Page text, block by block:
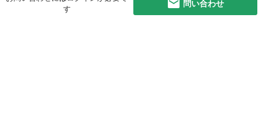
す
問い合わせ